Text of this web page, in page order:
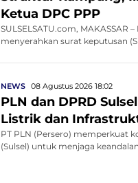
Ketua DPC PPP
SULSELSATU.com, MAKASSAR
menyerahkan surat keputusan
NEWS 08 Agustus 2026 18:02
PLN dan DPRD
Listrik dan
PT PLN (Persero) memperkuat
(Sulsel) untuk menjaga